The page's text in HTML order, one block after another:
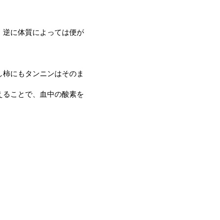
に体質によっては便が
にもタンニンはそのま
ことで、血中の酸素を